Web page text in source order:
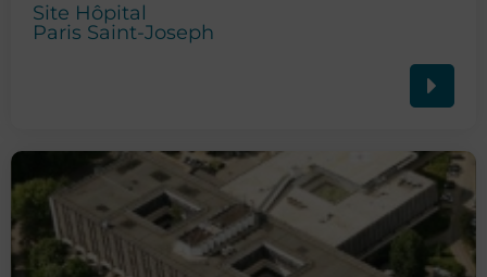
Site Hôpital
Paris Saint-Joseph